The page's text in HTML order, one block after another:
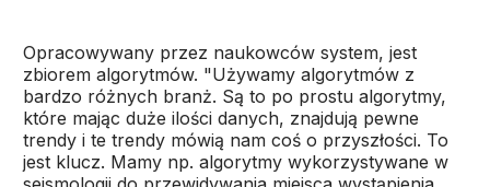
Opracowywany przez naukowców system, jest
zbiorem algorytmów. "Używamy algorytmów z
bardzo różnych branż. Są to po prostu algorytmy,
które mając duże ilości danych, znajdują pewne
trendy i te trendy mówią nam coś o przyszłości. To
jest klucz. Mamy np. algorytmy wykorzystywane w